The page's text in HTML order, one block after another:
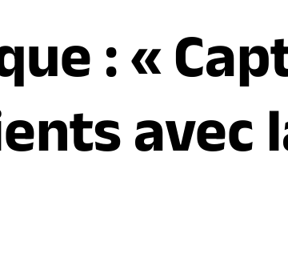
: «
avec